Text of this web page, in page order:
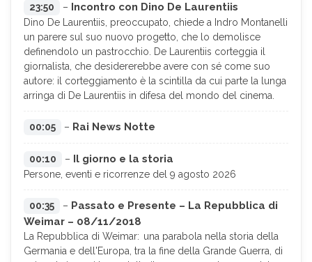
23:50 – Incontro con Dino De Laurentiis
Dino De Laurentiis, preoccupato, chiede a Indro Montanelli
un parere sul suo nuovo progetto, che lo demolisce
definendolo un pastrocchio. De Laurentiis corteggia il
giornalista, che desidererebbe avere con sé come suo
autore: il corteggiamento è la scintilla da cui parte la lunga
arringa di De Laurentiis in difesa del mondo del cinema.
00:05 – Rai News Notte
00:10 – Il giorno e la storia
Persone, eventi e ricorrenze del 9 agosto 2026
00:35 – Passato e Presente – La Repubblica di
Weimar – 08/11/2018
La Repubblica di Weimar: una parabola nella storia della
Germania e dell'Europa, tra la fine della Grande Guerra, di